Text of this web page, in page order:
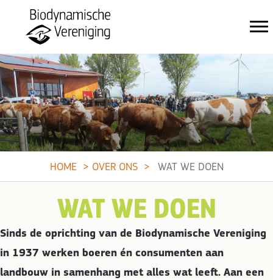
HOME OVER ONS WAT WE DOEN
WAT WE DOEN
Sinds de oprichting van de Biodynamische Vereniging
in 1937 werken boeren én consumenten aan
landbouw in samenhang met alles wat leeft. Aan een